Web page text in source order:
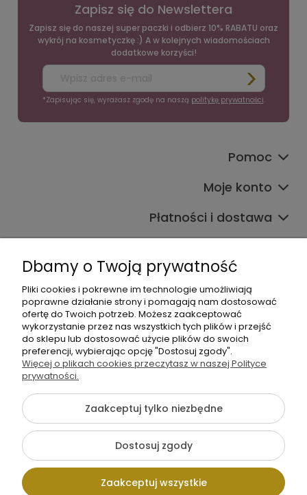
Zapisz się do Newslettera
Zapisz się do naszej super paczki i odbierz 10% RABATU oraz
wykrój na kosmetyczkę :) A w kolejnych wiadomościach
dodatkowe korzyści!
*Zapisując się, wyrażasz zgodę na naszą politykę prywatności.
Pomoc
Moje konto
Płatności i dostawa
+48 605 141 363
{literal}
Pokaż pełną wersję strony
Sklep internetowy Shoper.pl
Dbamy o Twoją prywatność
Pliki cookies i pokrewne im technologie umożliwiają
poprawne działanie strony i pomagają nam dostosować
ofertę do Twoich potrzeb. Możesz zaakceptować
wykorzystanie przez nas wszystkich tych plików i przejść
do sklepu lub dostosować użycie plików do swoich
preferencji, wybierając opcję "Dostosuj zgody".
Więcej o plikach cookies przeczytasz w naszej Polityce
prywatności.
Zaakceptuj tylko niezbędne
Dostosuj zgody
Zaakceptuj wszystkie